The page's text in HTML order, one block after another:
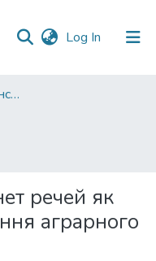
Log In (current)
Навчально-науковий інститут економіки, управління, права та інформаційних технологій
речей як
аграрного